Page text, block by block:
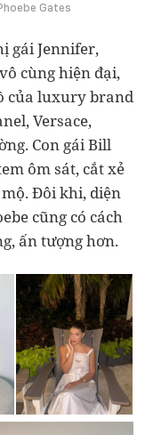
Gates
gái Jennifer,
cùng hiện đại,
của luxury brand
Versace,
Con gái Bill
ôm sát, cắt xẻ
Đôi khi, diện
cũng có cách
ấn tượng hơn.